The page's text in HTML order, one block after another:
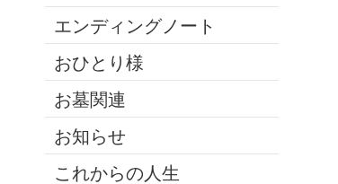
エンディングノート
おひとり様
お墓関連
お知らせ
これからの人生